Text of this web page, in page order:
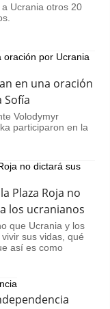
Ucrania otros 20
en una oración
Sofía
Volodymyr
participaron en la
Plaza Roja no
los ucranianos
que Ucrania y los
sus vidas, qué
así es como